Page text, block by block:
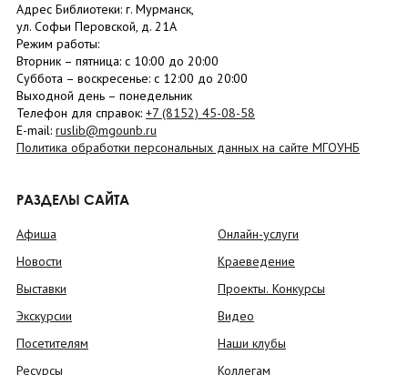
Адрес Библиотеки: г. Мурманск,
ул. Софьи Перовской, д. 21А
Режим работы:
Вторник – пятница: с 10:00 до 20:00
Суббота – воскресенье: c 12:00 до 20:00
Выходной день – понедельник
Телефон для справок: +7 (8152) 45-08-58
E-mail: ruslib@mgounb.ru
Политика обработки персональных данных на сайте МГОУНБ
РАЗДЕЛЫ САЙТА
Афиша
Новости
Выставки
Экскурсии
Посетителям
Ресурсы
Онлайн-услуги
Краеведение
Проекты. Конкурсы
Видео
Наши клубы
Коллегам